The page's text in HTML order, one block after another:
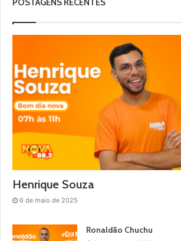
POSTAGENS RECENTES
Henrique Souza
6 de maio de 2025
Ronaldão Chuchu